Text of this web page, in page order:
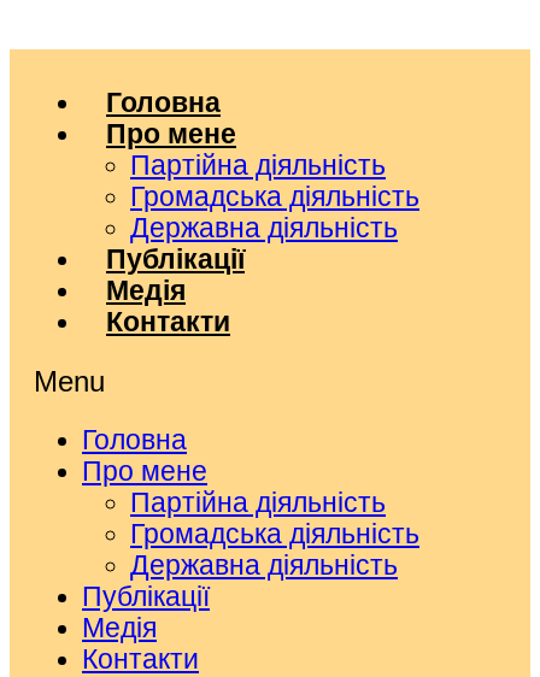
Головна
Про мене
Партійна діяльність
Громадська діяльність
Державна діяльність
Публікації
Медія
Контакти
Menu
Головна
Про мене
Партійна діяльність
Громадська діяльність
Державна діяльність
Публікації
Медія
Контакти